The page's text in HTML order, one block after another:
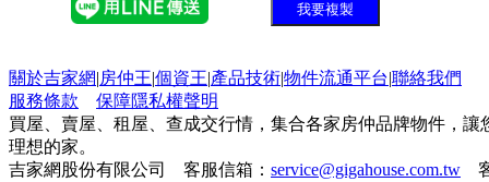
我要複製
關於吉家網|房仲王|個資王|產品技術|物件流通平台|聯絡我們
服務條款
保障隱私權聲明
買屋、賣屋、租屋、查成交行情，集合各家房仲品牌物件，
理想的家。
吉家網股份有限公司 客服信箱： service@gigahouse.com.tw